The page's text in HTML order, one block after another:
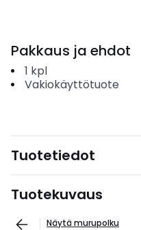
Pakkaus ja ehdot
1 kpl
Vakiokäyttötuote
Tuotetiedot
Tuotekuvaus
Näytä murupolku